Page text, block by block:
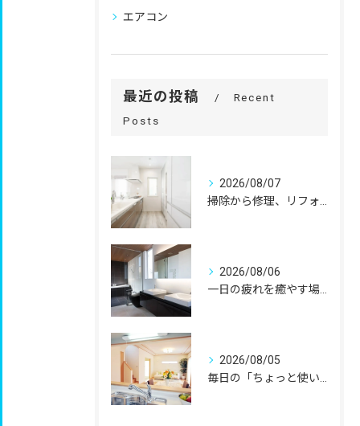
エアコン
最近の投稿
Recent
Posts
2026/08/07
2026/08/06
2026/08/05